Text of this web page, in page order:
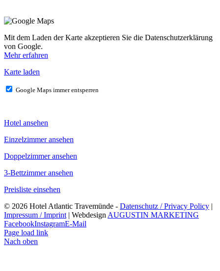
Mit dem Laden der Karte akzeptieren Sie die Datenschutzerklärung
von Google.
Mehr erfahren
Karte laden
Google Maps immer entsperren
Hotel ansehen
Einzelzimmer ansehen
Doppelzimmer ansehen
3-Bettzimmer ansehen
Preisliste einsehen
© 2026 Hotel Atlantic Travemünde - Datenschutz / Privacy Policy |
Impressum / Imprint | Webdesign AUGUSTIN MARKETING
FacebookInstagramE-Mail
Page load link
Nach oben